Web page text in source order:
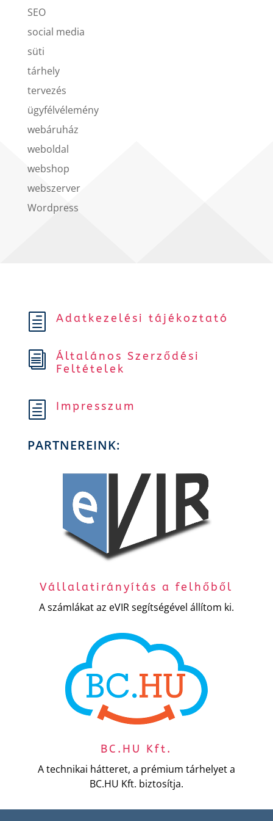
SEO
social media
süti
tárhely
tervezés
ügyfélvélemény
webáruház
weboldal
webshop
webszerver
Wordpress
h Adatkezelési tájékoztató
i
Általános Szerződési
Feltételek
h Impresszum
PARTNEREINK:
Vállalatirányítás a felhőből
A számlákat az eVIR segítségével állítom ki.
BC.HU Kft.
A technikai hátteret, a prémium tárhelyet a
BC.HU Kft. biztosítja.